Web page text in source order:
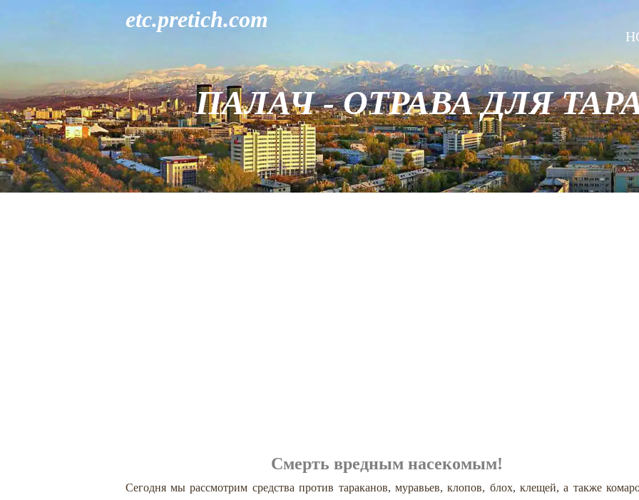
etc.pretich.com
ПАЛАЧ - ОТРАВА ДЛЯ
Смерть вредным насекомым!
Сегодня мы рассмотрим средства против тараканов, муравьев, клопов, блох, клещей, а также